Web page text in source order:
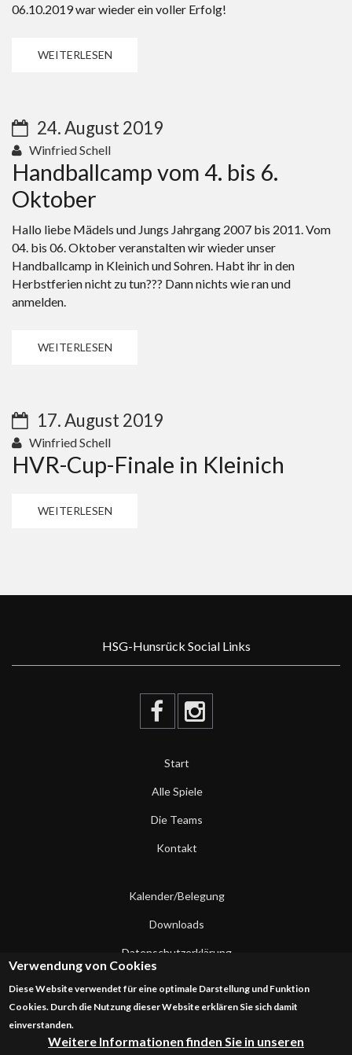
06.10.2019 war wieder ein voller Erfolg!
WEITERLESEN
24. August 2019
Winfried Schell
Handballcamp vom 4. bis 6.
Oktober
Hallo liebe Mädels und Jungs Jahrgang 2007 bis 2011. Vom
04. bis 06. Oktober veranstalten wir wieder unser
Handballcamp in Kleinich und Sohren. Habt ihr in den
Herbstferien nicht zu tun??? Dann nichts wie ran und
anmelden.
WEITERLESEN
17. August 2019
Winfried Schell
HVR-Cup-Finale in Kleinich
WEITERLESEN
HSG-Hunsrück Social Links
Start
Alle Spiele
Die Teams
Kontakt
Kalender/Belegung
Downloads
Datenschutzerklärung
Kontakt
Verwendung von Cookies
Diese Website verwendet für eine optimale Darstellung und Funktion
Cookies. Durch die Nutzung dieser Website erklären Sie sich damit
einverstanden.
Weitere Informationen finden Sie in unseren